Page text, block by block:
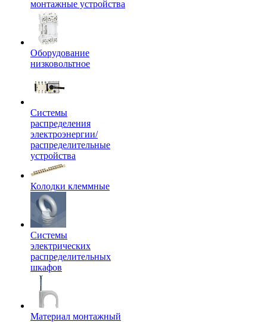
монтажные устройства
Оборудование
низковольтное
Системы
распределения
электроэнергии/
распределительные
устройства
Колодки клеммные
Системы
электрических
распределительных
шкафов
Материал монтажный